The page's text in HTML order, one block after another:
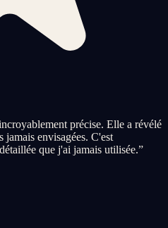
précise. Elle a révélé
jamais envisagées. C'est
que j'ai jamais utilisée.”